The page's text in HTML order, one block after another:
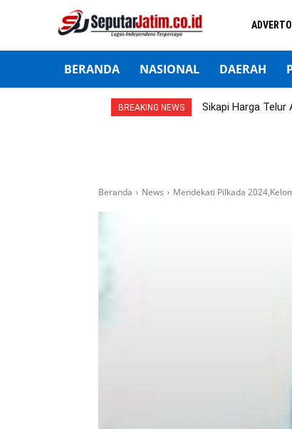
BERANDA NASIONAL DAERAH
BREAKING NEWS Sikapi Harga Telur
Beranda News Mendekati Pilkada